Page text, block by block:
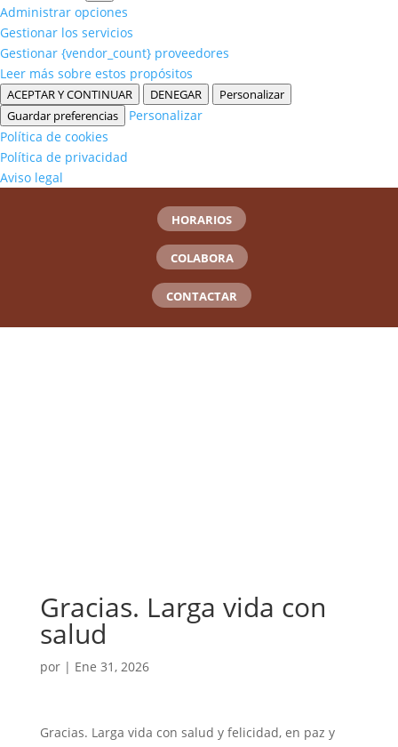
Administrar opciones
Gestionar los servicios
Gestionar {vendor_count} proveedores
Leer más sobre estos propósitos
ACEPTAR Y CONTINUAR DENEGAR
Personalizar
Guardar preferencias
Personalizar
Política de cookies
Política de privacidad
Aviso legal
HORARIOS
COLABORA
CONTACTAR
Gracias. Larga vida con
salud
por | Ene 31, 2026
Gracias. Larga vida con salud y felicidad, en paz y